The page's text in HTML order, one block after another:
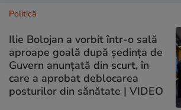
Politică
Ilie Bolojan a vorbit într-o sală
aproape goală după ședința de
Guvern anunțată din scurt, în
care a aprobat deblocarea
posturilor din sănătate | VIDEO